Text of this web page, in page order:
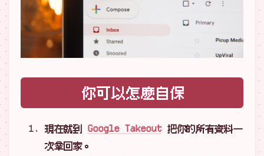
你可以怎麽自保
現在就到 Google Takeout把你的所有資料一
次拿回家。